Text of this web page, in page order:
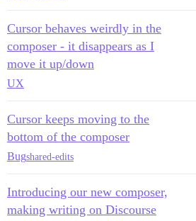
Cursor behaves weirdly in the
composer - it disappears as I
move it up/down
UX
Cursor keeps moving to the
bottom of the composer
Bugshared-edits
Introducing our new composer,
making writing on Discourse